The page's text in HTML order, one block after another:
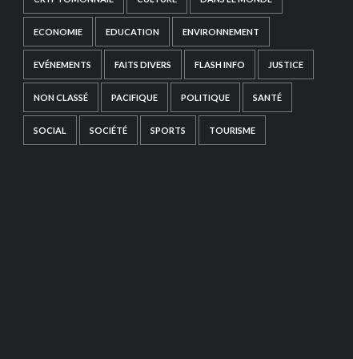
ECONOMIE EDUCATION ENVIRONNEMENT
EVÉNEMENTS FAITS DIVERS FLASH INFO JUSTICE
NON CLASSÉ PACIFIQUE POLITIQUE SANTÉ
SOCIAL SOCIÉTÉ SPORTS TOURISME